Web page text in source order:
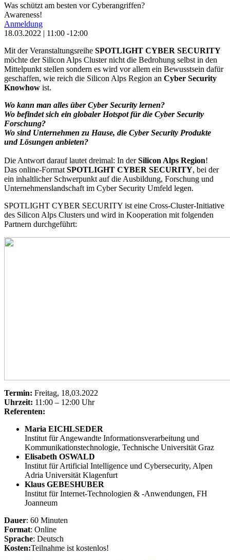
Was schützt am besten vor Cyberangriffen?
Awareness!
Anmeldung
18.03.2022 | 11:00 -12:00
Mit der Veranstaltungsreihe SPOTLIGHT CYBER SECURITY
möchte der Silicon Alps Cluster nicht die Bedrohung selbst in den
Mittelpunkt stellen sondern es wird vor allem ein Bewusstsein dafür
geschaffen, wie reich die Silicon Alps Region an Cyber Security
Knowhow ist.
Wo kann man alles über Cyber Security lernen?
Wo befindet sich ein globaler Hotspot für die Cyber Security
Forschung?
Wo sind Unternehmen zu Hause, die Cyber Security Produkte
und Lösungen anbieten?
Die Antwort darauf lautet dreimal: In derSilicon Alps Region!
Das online-Format SPOTLIGHT CYBER SECURITY, bei der
ein inhaltlicher Schwerpunkt auf die Ausbildung, Forschung und
Unternehmenslandschaft im Cyber Security Umfeld legen.
SPOTLIGHT CYBER SECURITY ist eine Cross-Cluster-Initiative
des Silicon Alps Clusters und wird in Kooperation mit folgenden
Partnern durchgeführt:
Termin: Freitag, 18,03.2022
Uhrzeit: 11:00 – 12:00 Uhr
Referenten:
Maria EICHLSEDER
Institut für Angewandte Informationsverarbeitung und
Kommunikationstechnologie, Technische Universität Graz
Elisabeth OSWALD
Institut für Artificial Intelligence und Cybersecurity, Alpen
Adria Universität Klagenfurt
Klaus GEBESHUBER
Institut für Internet-Technologien & -Anwendungen, FH
Joanneum
Dauer: 60 Minuten
Format: Online
Sprache: Deutsch
Kosten:Teilnahme ist kostenlos!